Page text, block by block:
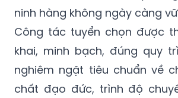
ninh hàng không ngày càng
Công tác tuyển chọn được
khai, minh bạch, đúng quy
nghiêm ngặt tiêu chuẩn về
chất đạo đức, trình độ